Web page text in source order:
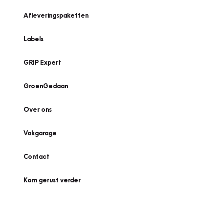
Afleveringspaketten
Labels
GRIP Expert
GroenGedaan
Over ons
Vakgarage
Contact
Kom gerust verder